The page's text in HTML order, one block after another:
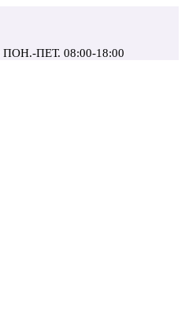
ПОН.-ПЕТ. 08:00-18:00